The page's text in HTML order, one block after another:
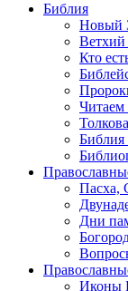
Библия
Новый
Ветхий
Кто
Библия
Пасха,
Дни
Иконы